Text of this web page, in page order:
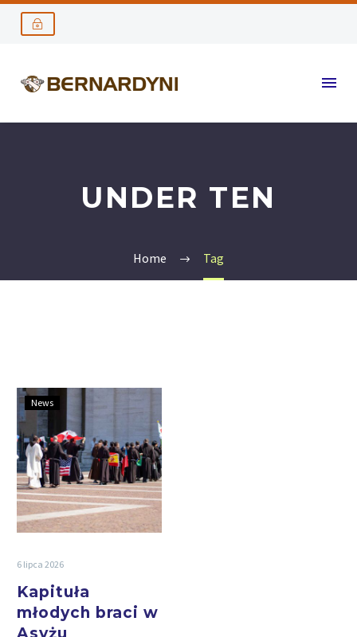
UNDER TEN
Home Tag
News
6 lipca 2026
Kapituła
młodych braci w